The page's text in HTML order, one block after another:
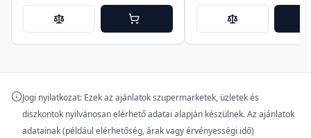
Jogi nyilatkozat: Ezek az ajánlatok szupermarketek, üzletek és
diszkontok nyilvánosan elérhető adatai alapján készülnek. Az ajánlatok
adatainak (például elérhetőség, árak vagy érvényességi idő)